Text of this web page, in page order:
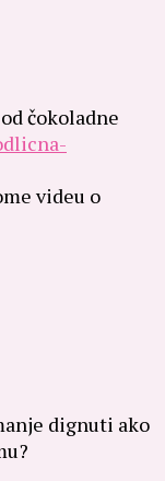
čokoladne
videu o
dignuti ako